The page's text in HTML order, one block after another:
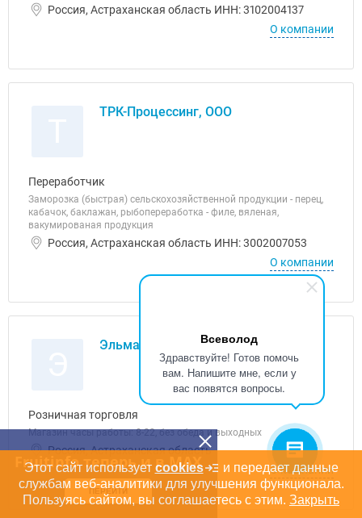
Всеволод
Здравствуйте! Готов помочь
вам. Напишите мне, если у
вас появятся вопросы.
Россия, Астраханская область ИНН: 3102004137
О компании
ТРК-Процессинг, ООО
Переработчик
Заморозка (быстрая) сельскохозяйственной продукции - перец,
кабачок, баклажан, рыбопереработка - филе, вяленая,
вакумированая продукция
Россия, Астраханская область ИНН: 3002007053
О компании
Эльмар-продукты, ООО
Розничная торговля
Магазин часы работы: 8-22, без обеда и выходных
Россия, Астраханская область
О компании
Fruitinfo теперь и в MAX
ПЕРЕЙТИ
Этот сайт использует cookies
и передает данные
службам веб-аналитики для улучшения функционала.
Пользуясь сайтом, вы соглашаетесь с этим. Закрыть